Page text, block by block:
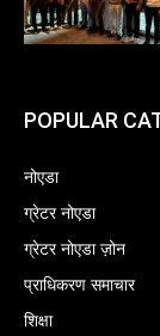
POPULAR
नोएडा
ग्रेटर नोएडा
ग्रेटर नोएडा ज़ोन
प्राधिकरण समाचार
शिक्षा